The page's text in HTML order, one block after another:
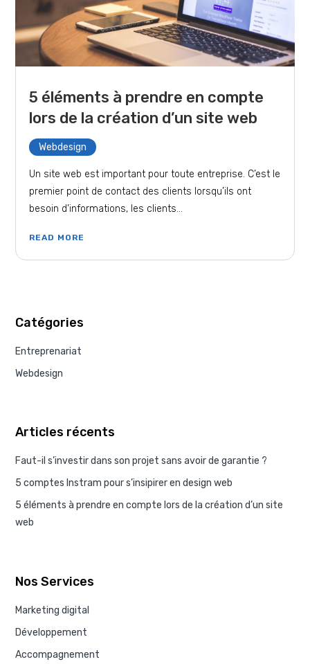
5 éléments à prendre en compte
lors de la création d’un site web
Webdesign
Un site web est important pour toute entreprise. C’est le
premier point de contact des clients lorsqu’ils ont
besoin d’informations, les clients...
READ MORE
Catégories
Entreprenariat
Webdesign
Articles récents
Faut-il s’investir dans son projet sans avoir de garantie ?
5 comptes Instram pour s’insipirer en design web
5 éléments à prendre en compte lors de la création d’un site
web
Nos Services
Marketing digital
Développement
Accompagnement